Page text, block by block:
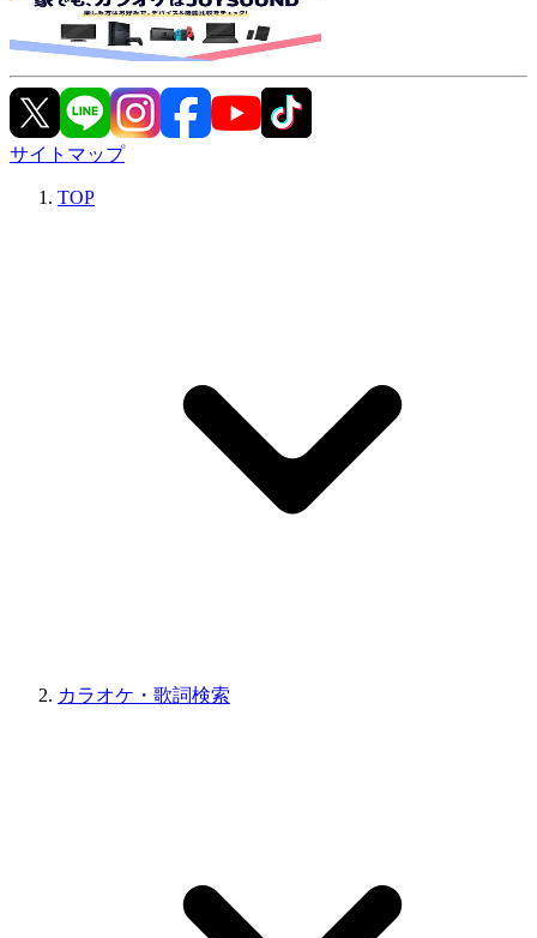
サイトマップ
TOP
カラオケ・歌詞検索